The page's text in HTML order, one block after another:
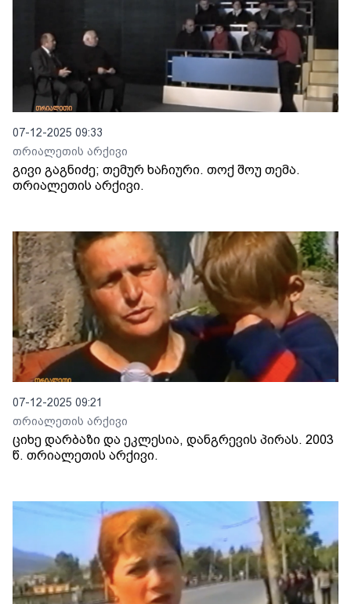
07-12-2025 09:33
თრიალეთის არქივი
გივი გაგნიძე; თემურ ხაჩიური. თოქ შოუ თემა.
თრიალეთის არქივი.
07-12-2025 09:21
თრიალეთის არქივი
ციხე დარბაზი და ეკლესია, დანგრევის პირას. 2003
წ. თრიალეთის არქივი.